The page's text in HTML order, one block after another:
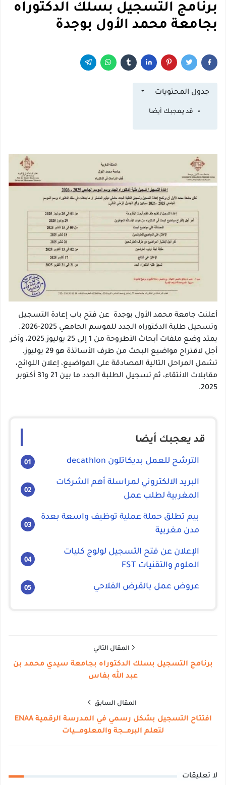
برنامج التسجيل بسلك الدكتوراه
بجامعة محمد الأول بوجدة
جدول المحتويات
قد يعجبك أيضا
أعلنت جامعة محمد الأول بوجدة عن فتح باب إعادة التسجيل
وتسجيل طلبة الدكتوراه الجدد للموسم الجامعي 2025-2026.
يمتد وضع ملفات أبحاث الأطروحة من 1 إلى 25 يوليوز 2025، وآخر
أجل لاقتراح مواضيع البحث من طرف الأساتذة هو 29 يوليوز.
تشمل المراحل التالية المصادقة على المواضيع، إعلان اللوائح،
مقابلات الانتقاء، ثم تسجيل الطلبة الجدد ما بين 21 و31 أكتوبر
2025.
قد يعجبك أيضا
الترشح للعمل بديكاتلون decathlon
البريد الالكتروني لمراسلة أهم الشركات
المغربية لطلب عمل
بيم تطلق حملة عملية توظيف واسعة بعدة
مدن مغربية
الإعلان عن فتح التسجيل لولوج كليات
العلوم والتقنيات FST
عروض عمل بالقرض الفلاحي
المقال التالي
برنامج التسجيل بسلك الدكتوراه بجامعة سيدي محمد بن
عبد الله بفاس
المقال السابق
افتتاح التسجيل بشكل رسمي في المدرسة الرقمية ENAA
لتعلم البرمـــجة والمعلومــــيات
لا تعليقات